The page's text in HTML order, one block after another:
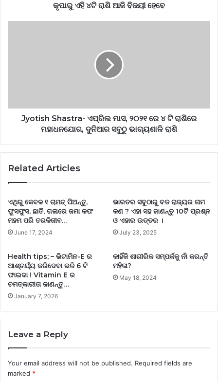
କୃପାରୁ ଏହି ୪ଟି ରାଶି ଆଜି ବିଜୟୀ ହେବେ
Jyotish Shastra- ଏପ୍ରିଲ ମାସ, ୨୦୨୧ ରେ ୪ ଟି ରାଶିରେ
ମହାଧନଯୋଗ, ଦୁନିଆର ସବୁଠୁ ଭାଗ୍ୟଶାଳି ରାଶି
Related Articles
ଏଥିରୁ କେବଳ ୧ ଚାମଚ୍ ପିଅନ୍ତୁ,
ଫୁସଫୁସ, ଛାତି, ଗଳାରେ ଜମା କଫ
ମହମ ପରି ତରଳିଜୀବ…
June 17, 2024
ଭାରତର ସବୁଠାରୁ ବଡ ରାଜ୍ୟର ନାମ
କଣ ? ଏହା ସହ ଜାଣନ୍ତୁ 10ଟି ପ୍ରଶ୍ନ
ଓ ଏହାର ଉତ୍ତର ।
July 23, 2025
Health tips; – ଭିଟାମିନ-E ର
ଆଶ୍ଚର୍ଯ୍ୟ କରିଦେବା ଭଳି 6 ଟି
ଫାଇଦା ! Vitamin E ର
ଚମତ୍କାରୀତା ଜାଣନ୍ତୁ…
January 7, 2026
କାହିଁକି ଶାରୀରିକ ସମ୍ପର୍କକୁ ନାଁ କରନ୍ତି
ମହିଳା?
May 18, 2024
Leave a Reply
Your email address will not be published. Required fields are
marked *